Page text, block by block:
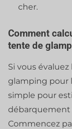
cher.
Comment
tente de
Si vous
glamping pour
simple pour
débarquement
Commencez